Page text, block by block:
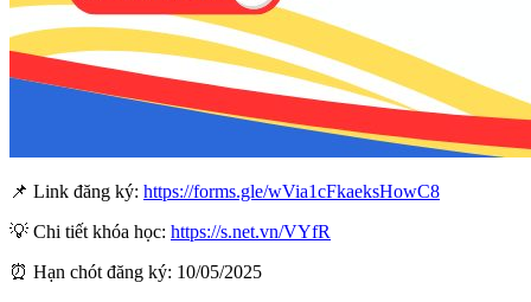
📌 Link đăng ký: https://forms.gle/wVia1cFkaeksHowC8
💡 Chi tiết khóa học: https://s.net.vn/VYfR
⏰ Hạn chót đăng ký: 10/05/2025